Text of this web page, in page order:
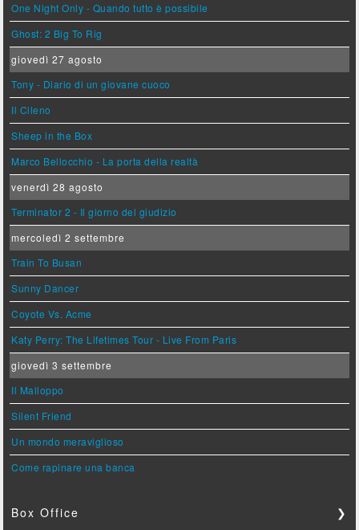
One Night Only - Quando tutto è possibile
Ghost: 2 Big To Rig
giovedì 27 agosto
Tony - Diario di un giovane cuoco
Il Cileno
Sheep in the Box
Marco Bellocchio - La porta della realtà
venerdì 28 agosto
Terminator 2 - Il giorno del giudizio
mercoledì 2 settembre
Train To Busan
Sunny Dancer
Coyote Vs. Acme
Katy Perry: The Lifetimes Tour - Live From Paris
giovedì 3 settembre
Il Malloppo
Silent Friend
Un mondo meraviglioso
Come rapinare una banca
Box Office ❯